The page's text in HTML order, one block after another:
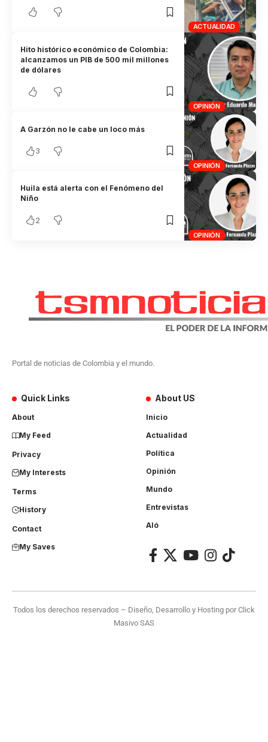
ACTUALIDAD
OPINIÓN
Hito histórico económico de Colombia:
alcanzamos un PIB de 500 mil millones
de dólares
OPINIÓN
A Garzón no le cabe un loco más
3
OPINIÓN
Huila está alerta con el Fenómeno del
Niño
2
Portal de noticias de Colombia y el mundo.
Quick Links
About
My Feed
Privacy
My Interests
Terms
History
Contact
My Saves
About US
Inicio
Actualidad
Política
Opinión
Mundo
Entrevistas
Aló
Todos los derechos reservados – Diseño, Desarrollo y Hosting porClick
Masivo SAS